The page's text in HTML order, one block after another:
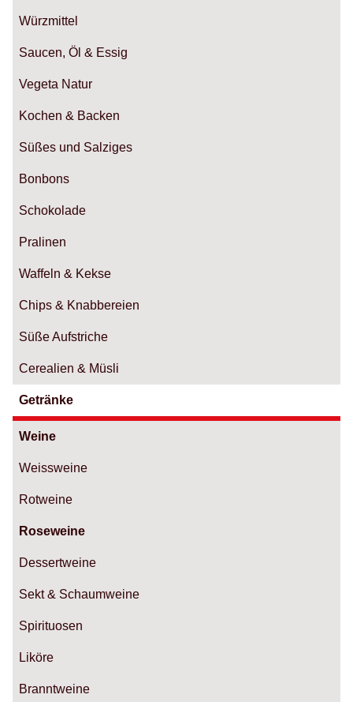
Würzmittel
Saucen, Öl & Essig
Vegeta Natur
Kochen & Backen
Süßes und Salziges
Bonbons
Schokolade
Pralinen
Waffeln & Kekse
Chips & Knabbereien
Süße Aufstriche
Cerealien & Müsli
Getränke
Weine
Weissweine
Rotweine
Roseweine
Dessertweine
Sekt & Schaumweine
Spirituosen
Liköre
Branntweine